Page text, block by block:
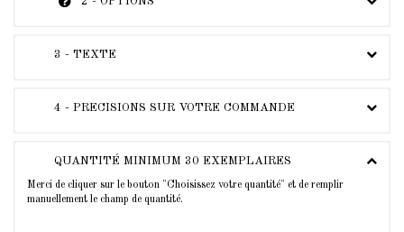
3 - TEXTE
4 - PRECISIONS SUR VOTRE COMMANDE
QUANTITÉ MINIMUM 30 EXEMPLAIRES
Merci de cliquer sur le bouton "Choisissez votre quantité" et de remplir
manuellement le champ de quantité.